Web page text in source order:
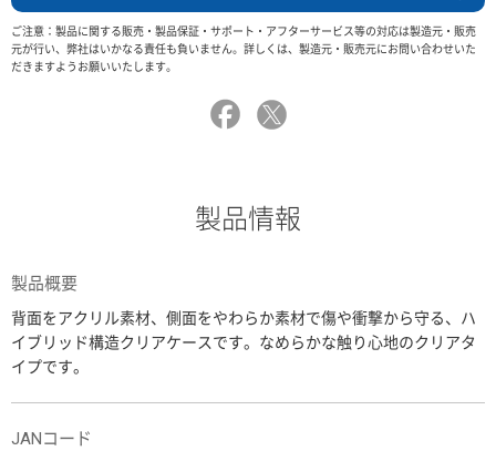
ご注意：製品に関する販売・製品保証・サポート・アフターサービス等の対応は製造元・販売
元が行い、弊社はいかなる責任も負いません。詳しくは、製造元・販売元にお問い合わせいた
だきますようお願いいたします。
製品情報
製品概要
背面をアクリル素材、側面をやわらか素材で傷や衝撃から守る、ハ
イブリッド構造クリアケースです。なめらかな触り心地のクリアタ
イプです。
JANコード